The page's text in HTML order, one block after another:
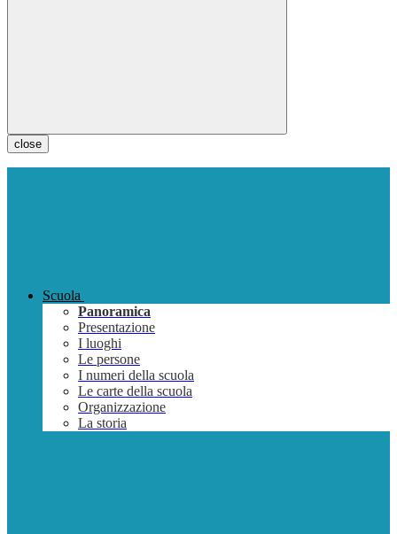
close
Scuola
Panoramica
Presentazione
I luoghi
Le persone
I numeri della scuola
Le carte della scuola
Organizzazione
La storia